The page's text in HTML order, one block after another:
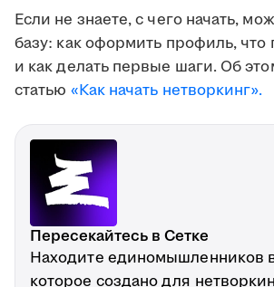
Если не знаете, с чего начать,
базу: как оформить профиль, что
и как делать первые шаги. Об
статью «Как начать нетворкинг».
Пересекайтесь в Сетке
Находите единомышленников
которое создано для